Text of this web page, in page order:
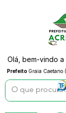
Prefeito Graia Caetano
Olá, bem-vindo a